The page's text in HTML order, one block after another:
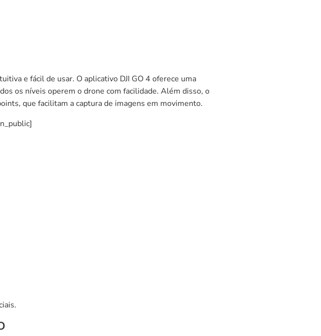
e fácil de usar. O aplicativo DJI GO 4 oferece uma
os níveis operem o drone com facilidade. Além disso, o
que facilitam a captura de imagens em movimento.